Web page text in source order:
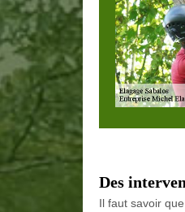
Des
Il faut savoir